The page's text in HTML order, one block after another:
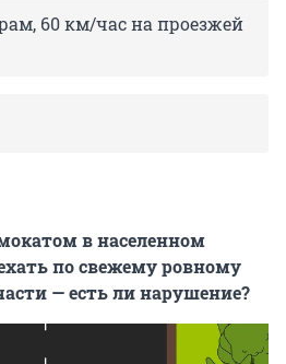
60 км/час на проезжей
в населенном
по свежему ровному
— есть ли нарушение?